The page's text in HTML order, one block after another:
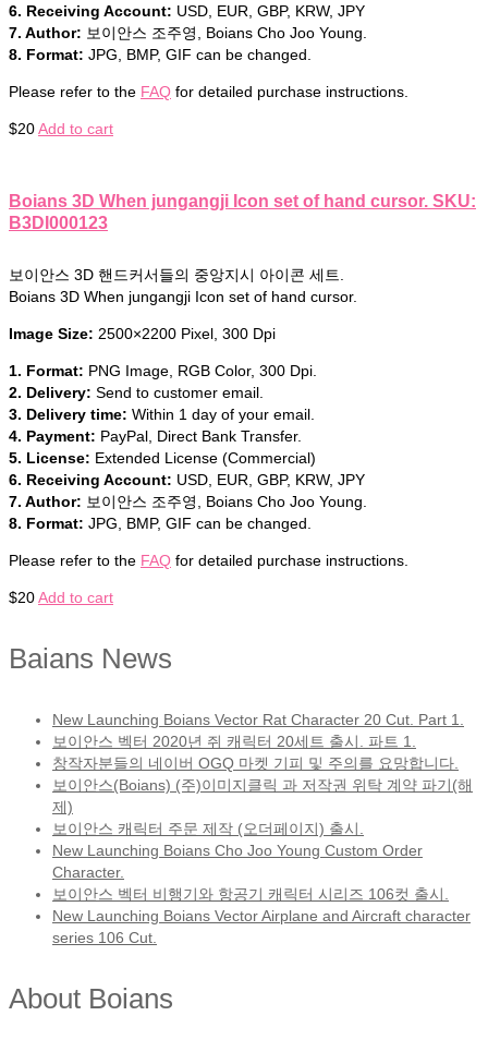
6. Receiving Account: USD, EUR, GBP, KRW, JPY
7. Author: 보이안스 조주영, Boians Cho Joo Young.
8. Format: JPG, BMP, GIF can be changed.
Please refer to the FAQ for detailed purchase instructions.
$20Add to cart
Boians 3D When jungangji Icon set of hand cursor. SKU:
B3DI000123
보이안스 3D 핸드커서들의 중앙지시 아이콘 세트.
Boians 3D When jungangji Icon set of hand cursor.
Image Size: 2500×2200 Pixel, 300 Dpi
1. Format: PNG Image, RGB Color, 300 Dpi.
2. Delivery: Send to customer email.
3. Delivery time: Within 1 day of your email.
4. Payment: PayPal, Direct Bank Transfer.
5. License: Extended License (Commercial)
6. Receiving Account: USD, EUR, GBP, KRW, JPY
7. Author: 보이안스 조주영, Boians Cho Joo Young.
8. Format: JPG, BMP, GIF can be changed.
Please refer to the FAQ for detailed purchase instructions.
$20Add to cart
Baians News
New Launching Boians Vector Rat Character 20 Cut. Part 1.
보이안스 벡터 2020년 쥐 캐릭터 20세트 출시. 파트 1.
창작자분들의 네이버 OGQ 마켓 기피 및 주의를 요망합니다.
보이안스(Boians) (주)이미지클릭 과 저작권 위탁 계약 파기(해
제)
보이안스 캐릭터 주문 제작 (오더페이지) 출시.
New Launching Boians Cho Joo Young Custom Order
Character.
보이안스 벡터 비행기와 항공기 캐릭터 시리즈 106컷 출시.
New Launching Boians Vector Airplane and Aircraft character
series 106 Cut.
About Boians